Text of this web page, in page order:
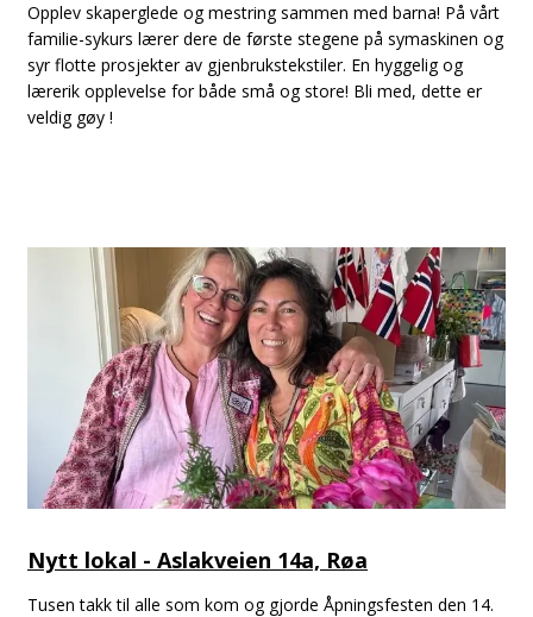
Opplev skaperglede og mestring sammen med barna! På vårt
familie-sykurs lærer dere de første stegene på symaskinen og
syr flotte prosjekter av gjenbrukstekstiler. En hyggelig og
lærerik opplevelse for både små og store! Bli med, dette er
veldig gøy !
Nytt lokal - Aslakveien 14a, Røa
Tusen takk til alle som kom og gjorde Åpningsfesten den 14.